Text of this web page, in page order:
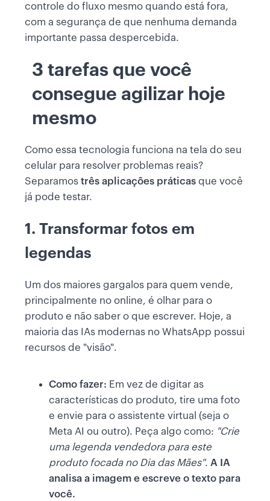
controle do fluxo mesmo quando está fora,
com a segurança de que nenhuma demanda
importante passa despercebida.
3 tarefas que você
consegue agilizar hoje
mesmo
Como essa tecnologia funciona na tela do seu
celular para resolver problemas reais?
Separamos três aplicações práticas que você
já pode testar.
1. Transformar fotos em
legendas
Um dos maiores gargalos para quem vende,
principalmente no online, é olhar para o
produto e não saber o que escrever. Hoje, a
maioria das IAs modernas no WhatsApp possui
recursos de "visão".
Como fazer: Em vez de digitar as
características do produto, tire uma foto
e envie para o assistente virtual (seja o
Meta AI ou outro). Peça algo como: "Crie
uma legenda vendedora para este
produto focada no Dia das Mães". A IA
analisa a imagem e escreve o texto para
você.